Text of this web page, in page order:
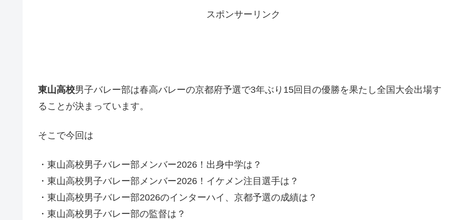
スポンサーリンク
東山高校男子バレー部は春高バレーの京都府予選で3年ぶり15回目の優勝を果たし全国大会出場す
ることが決まっています。
そこで今回は
・東山高校男子バレー部メンバー2026！出身中学は？
・東山高校男子バレー部メンバー2026！イケメン注目選手は？
・東山高校男子バレー部2026のインターハイ、京都予選の成績は？
・東山高校男子バレー部の監督は？